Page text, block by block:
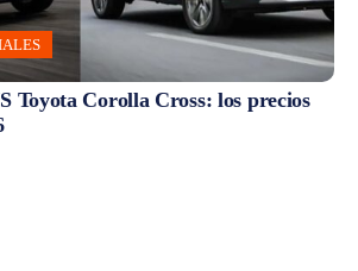
Toyota Corolla Cross: los precios